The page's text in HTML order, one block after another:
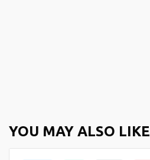
YOU MAY ALSO LIKE